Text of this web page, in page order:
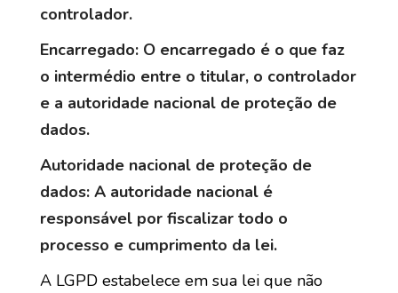
controlador.
Encarregado: O encarregado é o que faz
o intermédio entre o titular, o controlador
e a autoridade nacional de proteção de
dados.
Autoridade nacional de proteção de
dados: A autoridade nacional é
responsável por fiscalizar todo o
processo e cumprimento da lei.
A LGPD estabelece em sua lei que não